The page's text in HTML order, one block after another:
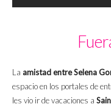
La amistad entre Selena
espacio en los portales de
les vio ir de vacaciones a